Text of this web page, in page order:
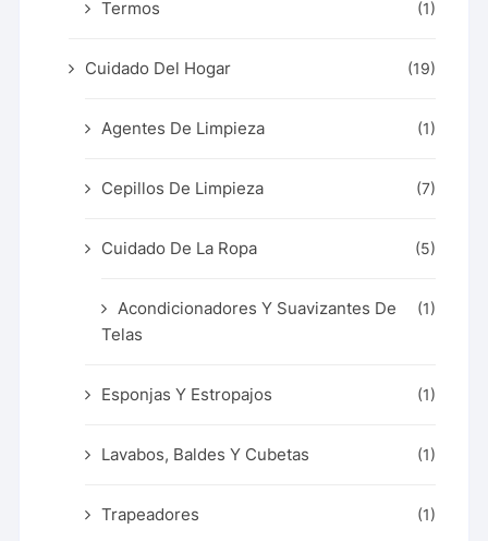
Termos (1)
Cuidado Del Hogar (19)
Agentes De Limpieza (1)
Cepillos De Limpieza (7)
Cuidado De La Ropa (5)
Acondicionadores Y Suavizantes De
Telas
(1)
Esponjas Y Estropajos (1)
Lavabos, Baldes Y Cubetas (1)
Trapeadores (1)